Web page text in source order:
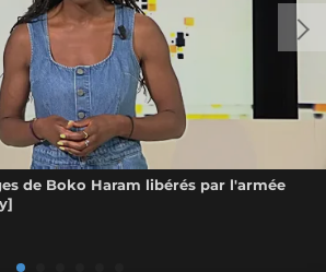
de Boko Haram libérés par l'armée